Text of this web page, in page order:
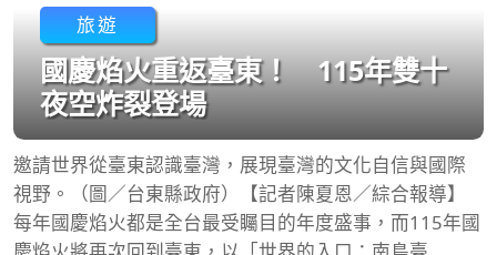
旅遊
國慶焰火重返臺東！ 115年雙十
夜空炸裂登場
邀請世界從臺東認識臺灣，展現臺灣的文化自信與國際
視野。（圖／台東縣政府）【記者陳夏恩／綜合報導】
每年國慶焰火都是全台最受矚目的年度盛事，而115年國